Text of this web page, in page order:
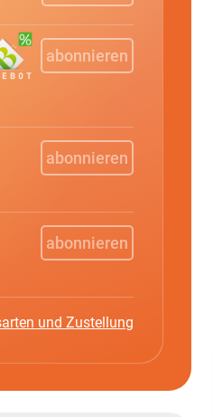
abonnieren
abonnieren
abonnieren
und Zustellung